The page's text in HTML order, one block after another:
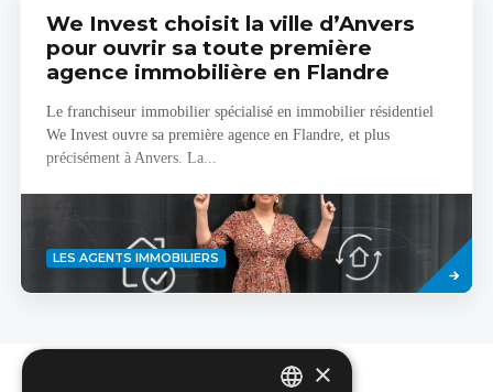
We Invest choisit la ville d’Anvers
pour ouvrir sa toute première
agence immobilière en Flandre
Le franchiseur immobilier spécialisé en immobilier résidentiel
We Invest ouvre sa première agence en Flandre, et plus
précisément à Anvers. La...
LES AGENTS IMMOBILIERS
Savoir
plus
×